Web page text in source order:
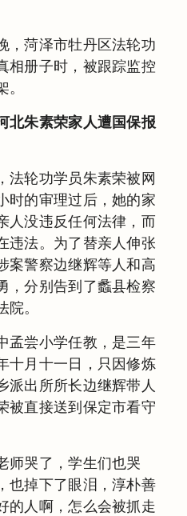
，菏泽市牡丹区法轮功
相册子时，被跟踪监控
朱素荣家人遭国保报
法轮功学员朱素荣被网
时的审理过后，她的家
人没违反任何法律，而
违法。为了替亲人伸张
案警察边继辉等人和高
，分别告到了蠡县检察
院。
孟尝小学任教，是三年
十月十一日，只因修炼
派出所所长边继辉带人
被直接送到保定市看守
师哭了，学生们也哭
也掉下了眼泪，淳朴善
的人啊，怎么会被抓走